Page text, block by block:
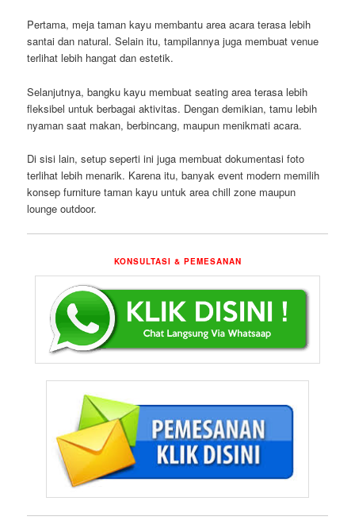
Pertama, meja taman kayu membantu area acara terasa lebih
santai dan natural. Selain itu, tampilannya juga membuat venue
terlihat lebih hangat dan estetik.
Selanjutnya, bangku kayu membuat seating area terasa lebih
fleksibel untuk berbagai aktivitas. Dengan demikian, tamu lebih
nyaman saat makan, berbincang, maupun menikmati acara.
Di sisi lain, setup seperti ini juga membuat dokumentasi foto
terlihat lebih menarik. Karena itu, banyak event modern memilih
konsep furniture taman kayu untuk area chill zone maupun
lounge outdoor.
KONSULTASI & PEMESANAN